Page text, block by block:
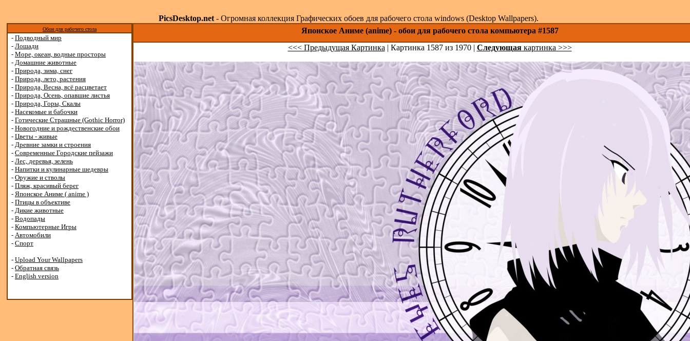
PicsDesktop.net- Огромная коллекция Графических обоев для рабочего стола windows (Desktop Wallpapers).
Обои для рабочего стола
- Подводный мир
- Лошади
- Море, океан, водные просторы
- Домашние животные
- Природа, зима, снег
- Природа, лето, растения
- Природа, Весна, всё расцветает
- Природа, Осень, опавшие листья
- Природа, Горы, Скалы
- Насекомые и бабочки
- Готические Страшные (Gothic Horror)
- Новогодние и рождественские обои
- Цветы - живые
- Древние замки и строения
- Современные Городские пейзажи
- Лес, деревья, зелень
- Напитки и кулинарные шедевры
- Оружие и стволы
- Пляж, красивый берег
- Японское Аниме ( anime )
- Птицы в объективе
- Дикие животные
- Водопады
- Компьютерные Игры
- Автомобили
- Спорт
- Upload Your Wallpapers
- Обратная связь
- English version
Японское Аниме (anime) - обои для рабочего стола компьютера #1587
<<< Предыдущая Картинка | Картинка 1587 из 1970 | Следующаякартинка >>>